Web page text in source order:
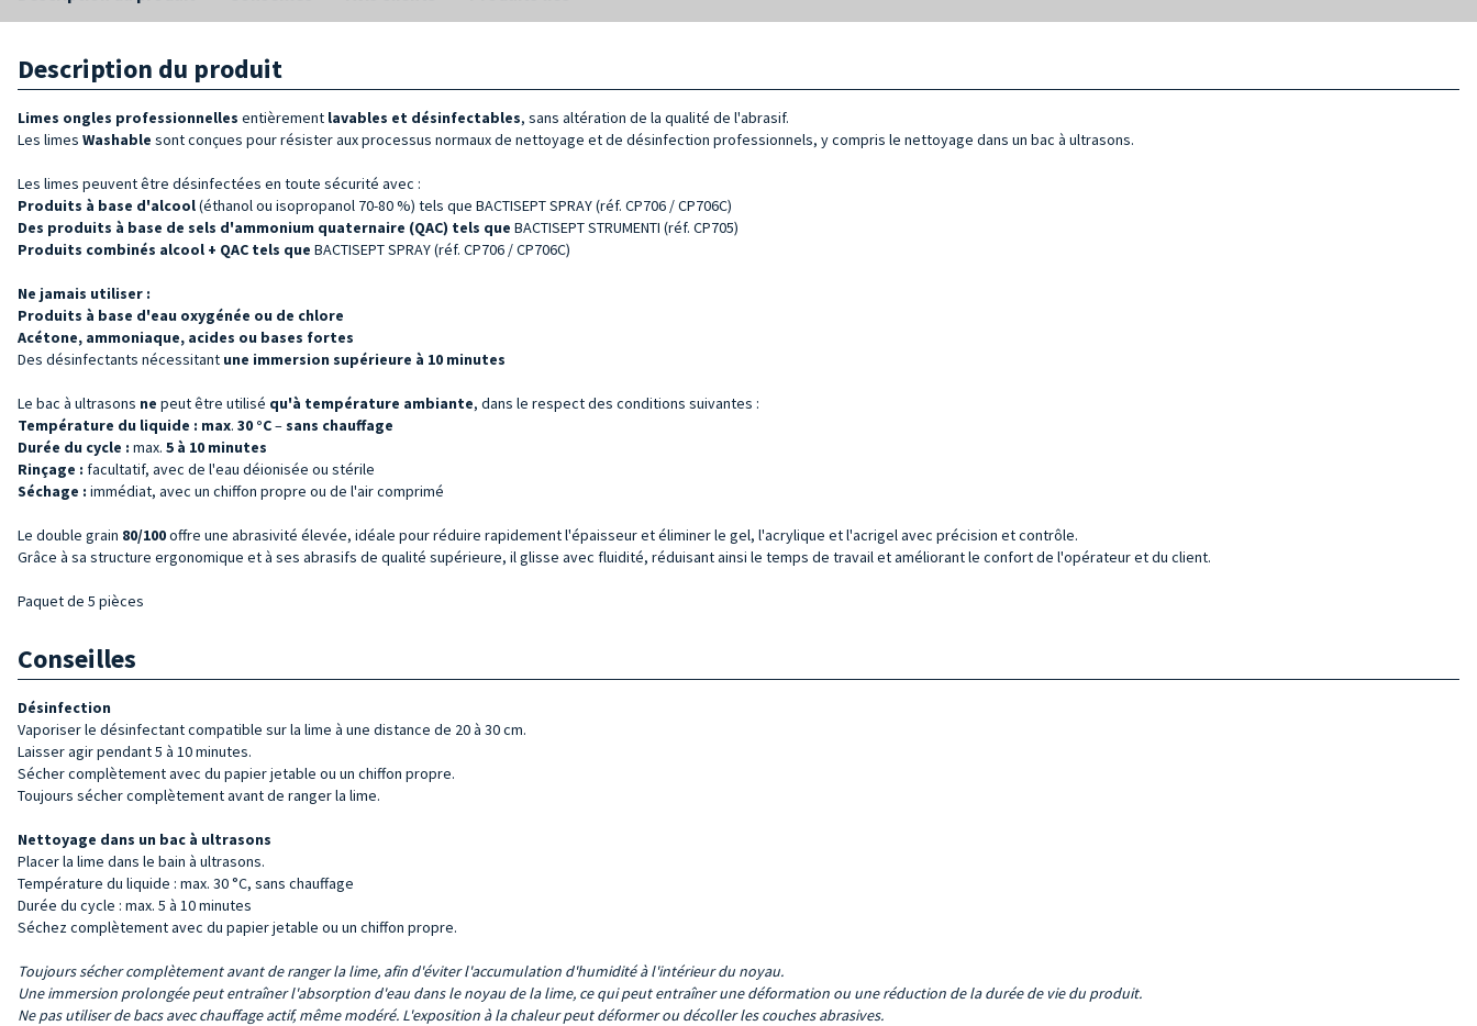
Description du produit
Limes ongles professionnelles entièrement lavables et désinfectables, sans altération de la qualité de l'abrasif.
Les limes Washable sont conçues pour résister aux processus normaux de nettoyage et de désinfection professionnels, y compris le nettoyage dans un bac à ultrasons.
Les limes peuvent être désinfectées en toute sécurité avec :
Produits à base d'alcool(éthanol ou isopropanol 70-80 %) tels que BACTISEPT SPRAY (réf. CP706 / CP706C)
Des produits à base de sels d'ammonium quaternaire (QAC) tels que BACTISEPT STRUMENTI (réf. CP705)
Produits combinés alcool + QAC tels que BACTISEPT SPRAY (réf. CP706 / CP706C)
Ne jamais utiliser :
Produits à base d'eau oxygénée ou de chlore
Acétone, ammoniaque, acides ou bases fortes
Des désinfectants nécessitant une immersion supérieure à 10 minutes
Le bac à ultrasons ne peut être utilisé qu'à température ambiante, dans le respect des conditions suivantes :
Température du liquide : max. 30 °C–sans chauffage
Durée du cycle : max. 5 à 10 minutes
Rinçage : facultatif, avec de l'eau déionisée ou stérile
Séchage : immédiat, avec un chiffon propre ou de l'air comprimé
Le double grain 80/100offre une abrasivité élevée, idéale pour réduire rapidement l'épaisseur et éliminer le gel, l'acrylique et l'acrigel avec précision et contrôle.
Grâce à sa structure ergonomique et à ses abrasifs de qualité supérieure, il glisse avec fluidité, réduisant ainsi le temps de travail et améliorant le confort de l'opérateur et du client.
Paquet de 5 pièces
Conseilles
Désinfection
Vaporiser le désinfectant compatible sur la lime à une distance de 20 à 30 cm.
Laisser agir pendant 5 à 10 minutes.
Sécher complètement avec du papier jetable ou un chiffon propre.
Toujours sécher complètement avant de ranger la lime.
Nettoyage dans un bac à ultrasons
Placer la lime dans le bain à ultrasons.
Température du liquide : max. 30 °C, sans chauffage
Durée du cycle : max. 5 à 10 minutes
Séchez complètement avec du papier jetable ou un chiffon propre.
Toujours sécher complètement avant de ranger la lime, afin d'éviter l'accumulation d'humidité à l'intérieur du noyau.
Une immersion prolongée peut entraînerl'absorption d'eau dans le noyau de la lime, cequi peut entraîner une déformation ou une réduction de la durée de vie du produit.
Ne pas utiliser de bacs avec chauffage actif, même modéré. L'exposition à la chaleur peut déformer ou décoller les couches abrasives.